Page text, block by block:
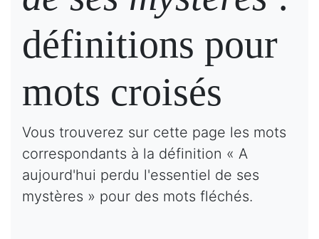
définitions pour
mots croisés
Vous trouverez sur cette page les mots
correspondants à la définition « A
aujourd'hui perdu l'essentiel de ses
mystères » pour des mots fléchés.